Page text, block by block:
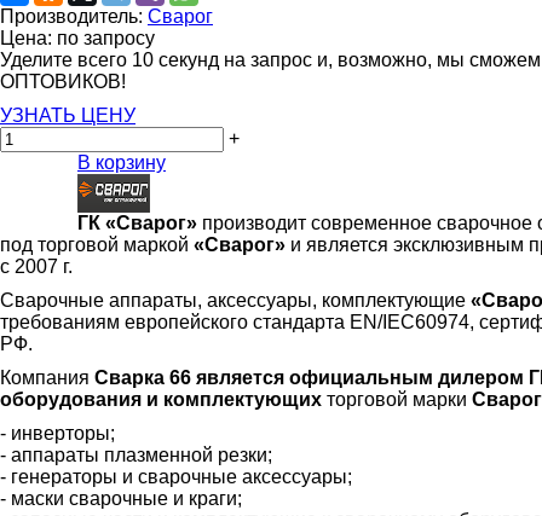
Производитель: Сварог
Цена: по запросу
Уделите всего 10 секунд на запрос и, возможно, мы
ОПТОВИКОВ!
УЗНАТЬ ЦЕНУ
+
В корзину
ГК «Сварог» производит современное
под торговой маркой «Сварог» и является эксклюзивным
с 2007 г.
Сварочные аппараты, аксессуары, комплектующие
требованиям европейского стандарта EN/IEC60974,
РФ.
Компания Сварка 66 является официальным дилером
оборудования и комплектующих торговой марки Сварог
- инверторы;
- аппараты плазменной резки;
- генераторы и сварочные аксессуары;
- маски сварочные и краги;